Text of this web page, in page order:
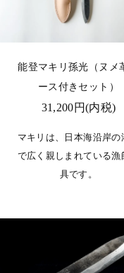
能登マキリ孫光（ヌメ
ース付きセット）
31,200円(内税)
マキリは、日本海沿岸の
で広く親しまれている漁
具です。